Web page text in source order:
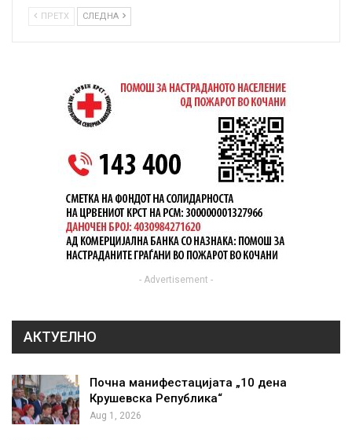
ПРЕТХ СЛЕДНА
- Advertisement -
АКТУЕЛНО
Почна манифестацијата „10 дена
Крушевска Република“
Aug 1, 2026